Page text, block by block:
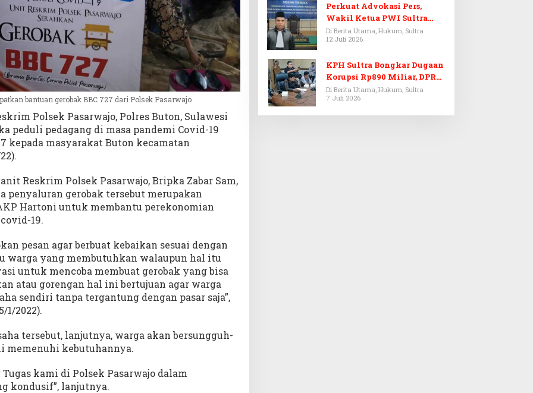
bantuan gerobak BBC 727 dari Polsek Pasarwajo
Polsek Pasarwajo, Polres Buton, Sulawesi
peduli pedagang di masa pandemi Covid-19
kepada masyarakat Buton kecamatan
Reskrim Polsek Pasarwajo, Bripka Zabar Sam,
penyaluran gerobak tersebut merupakan
Hartoni untuk membantu perekonomian
19.
pesan agar berbuat kebaikan sesuai dengan
warga yang membutuhkan walaupun hal itu
untuk mencoba membuat gerobak yang bisa
atau gorengan hal ini bertujuan agar warga
sendiri tanpa tergantung dengan pasar saja”,
1/2022).
tersebut, lanjutnya, warga akan bersungguh-
memenuhi kebutuhannya.
kami di Polsek Pasarwajo dalam
kondusif”, lanjutnya.
Perkuat Advokasi Pers,
Wakil Ketua PWI Sultra
Resmi Dilantik Menjadi
Advokat PERADI
Di Berita Utama, Hukum, Sultra
12 Juli 2026
KPH Sultra Bongkar Dugaan
Korupsi Rp890 Miliar, DPRD
Sultra Gelar RDP
Di Berita Utama, Hukum, Sultra
7 Juli 2026